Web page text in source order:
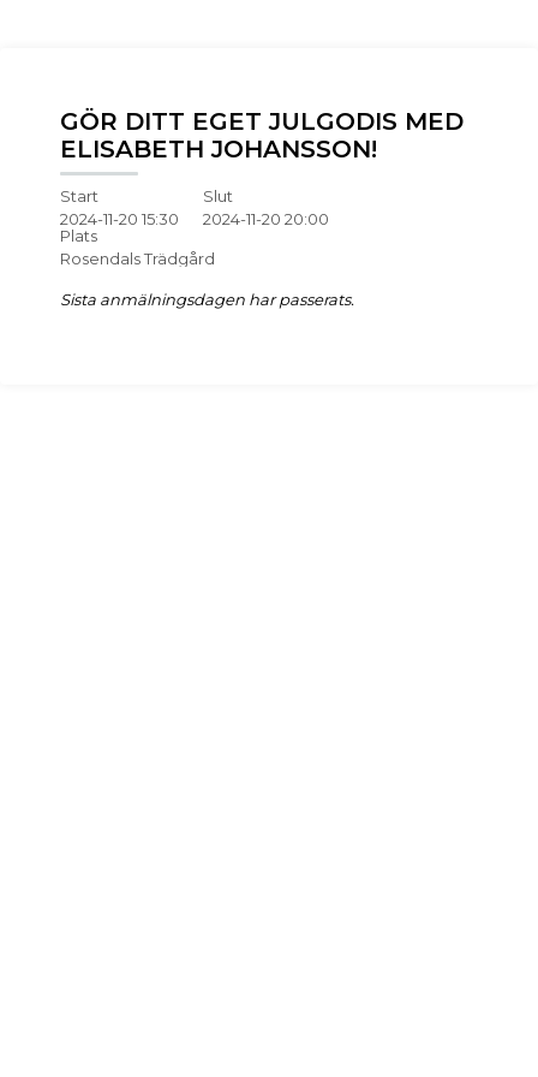
GÖR DITT EGET JULGODIS MED
ELISABETH JOHANSSON!
Start
2024-11-20 15:30
Slut
2024-11-20 20:00
Plats
Rosendals Trädgård
Sista anmälningsdagen har passerats.